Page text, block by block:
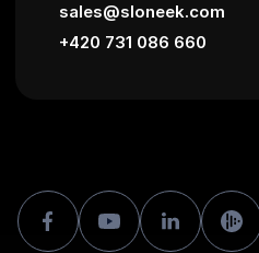
sales@sloneek.com
+420 731 086 660